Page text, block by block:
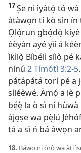
17Ṣe ni ìyàtọ̀ tó
àtàwọn tí kò sìn ín
Ọlọ́run gbọ́dọ̀
èèyàn ayé yìí á
ìkìlọ̀ Bíbélì sílò pé
nínú 2 Tímótì 3:​2-5
pátápátá torí pé a
síléèwé. Àmọ́ a lè
bẹ́ẹ̀ la ò sì ní
àjọṣe wa pẹ̀lú
tá a sì ń bá àwọn
18. Báwo ni ọ̀rọ̀ wa àti